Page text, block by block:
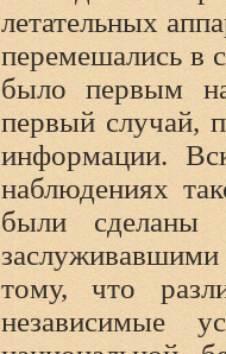
летательных
перемешались в
было первым
первый случай,
информации.
наблюдениях
были сделаны
тому, что
независимые